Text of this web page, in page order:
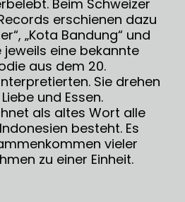
Beim Schweizer
erschienen dazu
„Kota Bandung“ und
jeweils eine bekannte
aus dem 20.
Sie drehen
und Essen.
als altes Wort alle
besteht. Es
vieler
zu einer Einheit.